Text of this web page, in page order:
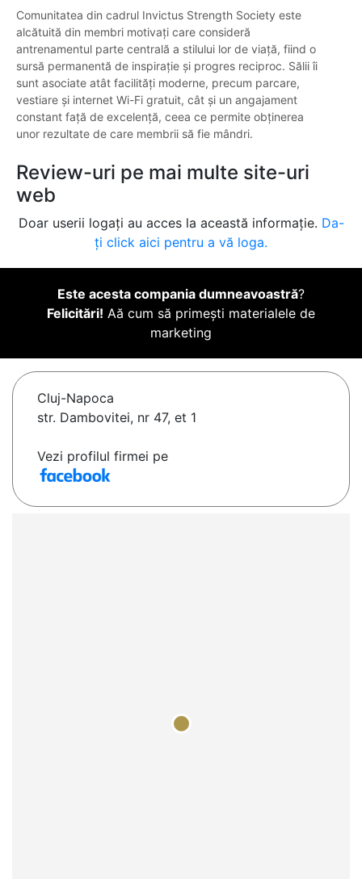
Comunitatea din cadrul Invictus Strength Society este
alcătuită din membri motivați care consideră
antrenamentul parte centrală a stilului lor de viață, fiind o
sursă permanentă de inspirație și progres reciproc. Sălii îi
sunt asociate atât facilități moderne, precum parcare,
vestiare și internet Wi-Fi gratuit, cât și un angajament
constant față de excelență, ceea ce permite obținerea
unor rezultate de care membrii să fie mândri.
Review-uri pe mai multe site-uri
web
Doar userii logați au acces la această informație. Da-
ți click aici pentru a vă loga.
Este acesta compania dumneavoastră?
Felicitări! Aă cum să primești materialele de
marketing
Cluj-Napoca
str. Dambovitei, nr 47, et 1
Vezi profilul firmei pe